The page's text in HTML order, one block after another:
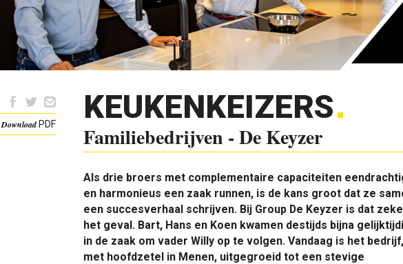
KEUKENKEIZERS
Familiebedrijven - De Keyzer
Als drie broers met complementaire capaciteiten
en harmonieus een zaak runnen, is de kans groot dat ze
een succesverhaal schrijven. Bij Group De Keyzer is dat
het geval. Bart, Hans en Koen kwamen destijds bijna
in de zaak om vader Willy op te volgen. Vandaag is het bedrijf,
met hoofdzetel in Menen, uitgegroeid tot een stevige
DownloadPDF